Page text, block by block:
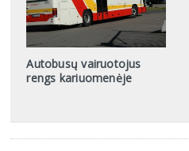
Autobusų vairuotojus
rengs kariuomenėje